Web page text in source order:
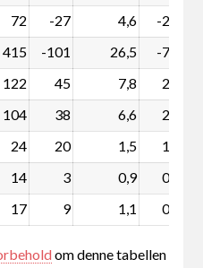
72 -27 4,6 -2,0
415 -101 26,5 -7,7
122 45 7,8 2,7
104 38 6,6 2,3
24 20 1,5 1,3
14 3 0,9 0,2
17 9 1,1 0,6
om denne tabellen